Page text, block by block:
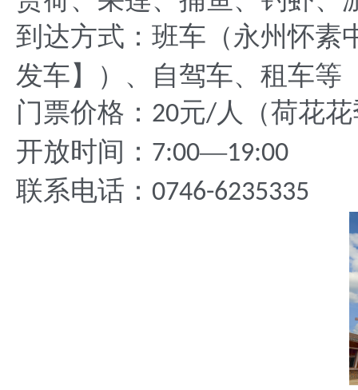
到达方式：班车（永州怀素
发车】）、自驾车、租车等
门票价格： 20元/ 人（荷花
开放时间： 7:00—19:00
联系电话： 0746-6235335